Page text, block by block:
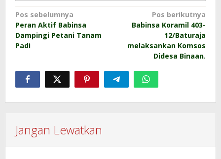
Navigasi
pos
Pos sebelumnya
Peran Aktif Babinsa
Dampingi Petani Tanam
Padi
Pos berikutnya
Babinsa Koramil 403-
12/Baturaja
melaksankan Komsos
Didesa Binaan.
Jangan Lewatkan